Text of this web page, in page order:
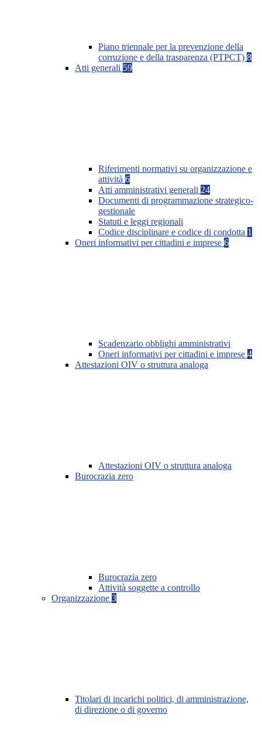
Piano triennale per la prevenzione della
corruzione e della trasparenza (PTPCT) 8
Atti generali 59
Riferimenti normativi su organizzazione e
attività 6
Atti amministrativi generali 24
Documenti di programmazione strategico-
gestionale
Statuti e leggi regionali
Codice disciplinare e codice di condotta 1
Oneri informativi per cittadini e imprese 6
Scadenzario obblighi amministrativi
Oneri informativi per cittadini e imprese 4
Attestazioni OIV o struttura analoga
Attestazioni OIV o struttura analoga
Burocrazia zero
Burocrazia zero
Attività soggette a controllo
Organizzazione 3
Titolari di incarichi politici, di amministrazione,
di direzione o di governo